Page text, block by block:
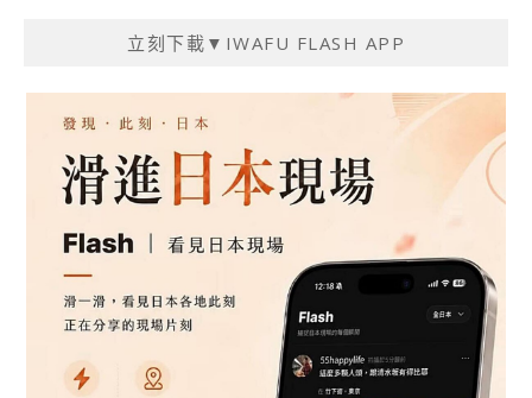
立刻下載▼IWAFU FLASH APP